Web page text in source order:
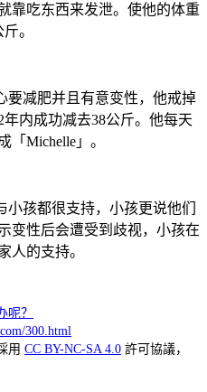
靠吃东西来发泄。使他的体重
。
要减肥并且有意变性，他戒掉
内成功减去38公斤。他每天
Michelle」。
孩都很支持，小孩更说他们
变性后会遭受到歧视，小孩在
人的支持。
呢？
300.html
用 CC BY-NC-SA 4.0 許可協議，